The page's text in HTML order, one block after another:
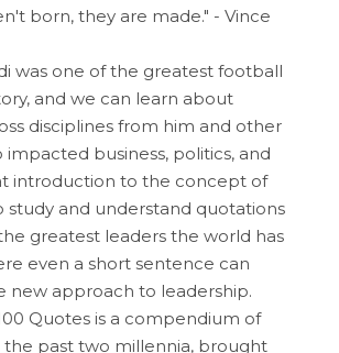
born, they are made." - Vince
was one of the greatest football
and we can learn about
disciplines from him and other
impacted business, politics, and
introduction to the concept of
study and understand quotations
greatest leaders the world has
even a short sentence can
new approach to leadership.
Quotes is a compendium of
past two millennia, brought